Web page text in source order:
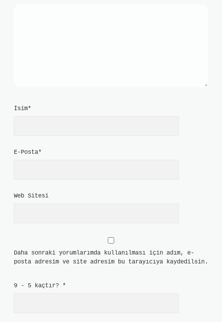
İsim*
E-Posta*
Web Sitesi
Daha sonraki yorumlarımda kullanılması için adım, e-
posta adresim ve site adresim bu tarayıcıya kaydedilsin.
9 - 5 kaçtır? *